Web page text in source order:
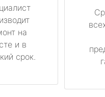
на
и в
срок.